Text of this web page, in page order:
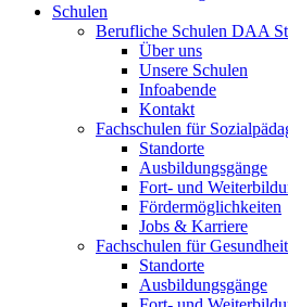
Schulen
Berufliche Schulen DAA
Über uns
Unsere Schulen
Infoabende
Kontakt
Fachschulen für
Standorte
Ausbildungsgänge
Fort- und
Fördermöglichkeiten
Jobs & Karriere
Fachschulen für
Standorte
Ausbildungsgänge